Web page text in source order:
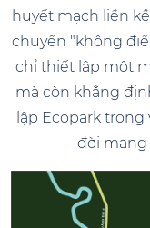
huyết mạch liền
chuyển "không
chỉ thiết lập một
mà còn khẳng
lập Ecopark
đời mang